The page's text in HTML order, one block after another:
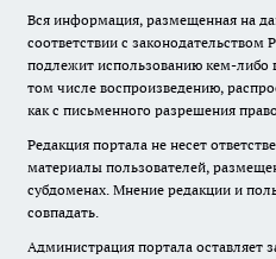
Вся информация, размещенная на
соответствии с законодательством
подлежит использованию кем-либо
том числе воспроизведению,
как с письменного разрешения
Редакция портала не несет
материалы пользователей,
субдоменах. Мнение редакции и
совпадать.
Администрация портала оставляет